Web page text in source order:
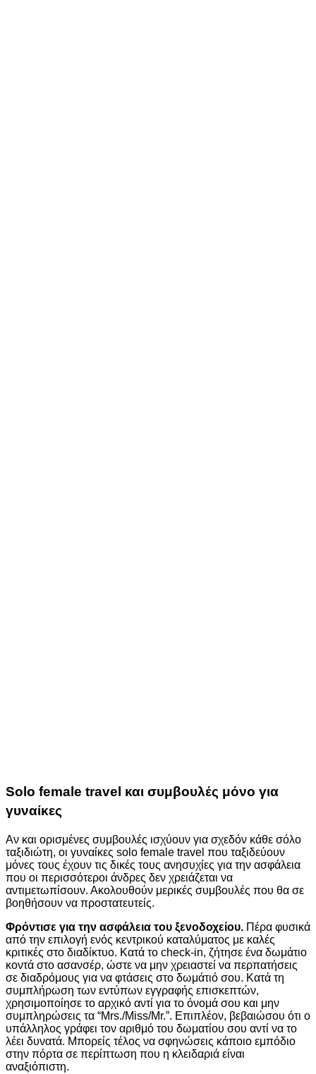
Solo female travel και συμβουλές μόνο για
γυναίκες
Αν και ορισμένες συμβουλές ισχύουν για σχεδόν κάθε σόλο
ταξιδιώτη, οι γυναίκες solo female travel που ταξιδεύουν
μόνες τους έχουν τις δικές τους ανησυχίες για την ασφάλεια
που οι περισσότεροι άνδρες δεν χρειάζεται να
αντιμετωπίσουν. Ακολουθούν μερικές συμβουλές που θα σε
βοηθήσουν να προστατευτείς.
Φρόντισε για την ασφάλεια του ξενοδοχείου. Πέρα φυσικά
από την επιλογή ενός κεντρικού καταλύματος με καλές
κριτικές στο διαδίκτυο. Κατά το check-in, ζήτησε ένα δωμάτιο
κοντά στο ασανσέρ, ώστε να μην χρειαστεί να περπατήσεις
σε διαδρόμους για να φτάσεις στο δωμάτιό σου. Κατά τη
συμπλήρωση των εντύπων εγγραφής επισκεπτών,
χρησιμοποίησε το αρχικό αντί για το όνομά σου και μην
συμπληρώσεις τα “Mrs./Miss/Mr.”. Επιπλέον, βεβαιώσου ότι ο
υπάλληλος γράφει τον αριθμό του δωματίου σου αντί να το
λέει δυνατά. Μπορείς τέλος να σφηνώσεις κάποιο εμπόδιο
στην πόρτα σε περίπτωση που η κλειδαριά είναι
αναξιόπιστη.